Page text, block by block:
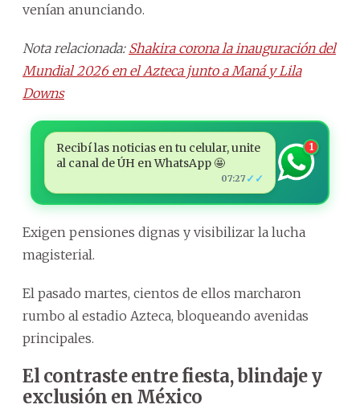
venían anunciando.
Nota relacionada: Shakira corona la inauguración del
Mundial 2026 en el Azteca junto a Maná y Lila
Downs
Recibí las noticias en tu celular, unite
al canal de ÚH en WhatsApp 🤩
07:27 ✓✓
1
Exigen pensiones dignas y visibilizar la lucha
magisterial.
El pasado martes, cientos de ellos marcharon
rumbo al estadio Azteca, bloqueando avenidas
principales.
El contraste entre fiesta, blindaje y
exclusión en México